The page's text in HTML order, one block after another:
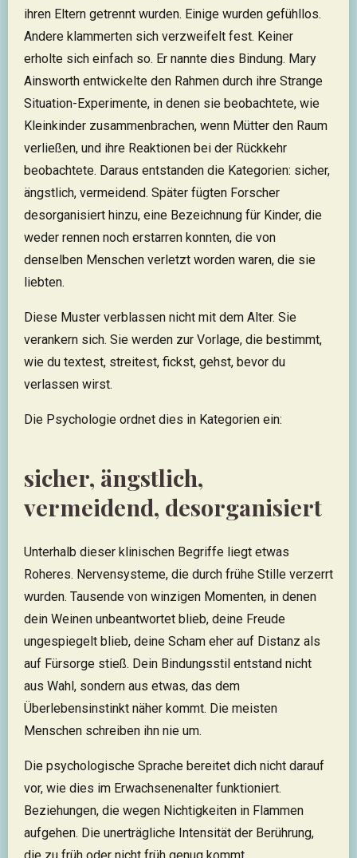
ihren Eltern getrennt wurden. Einige wurden gefühllos.
Andere klammerten sich verzweifelt fest. Keiner
erholte sich einfach so. Er nannte dies Bindung. Mary
Ainsworth entwickelte den Rahmen durch ihre Strange
Situation-Experimente, in denen sie beobachtete, wie
Kleinkinder zusammenbrachen, wenn Mütter den Raum
verließen, und ihre Reaktionen bei der Rückkehr
beobachtete. Daraus entstanden die Kategorien: sicher,
ängstlich, vermeidend. Später fügten Forscher
desorganisiert hinzu, eine Bezeichnung für Kinder, die
weder rennen noch erstarren konnten, die von
denselben Menschen verletzt worden waren, die sie
liebten.
Diese Muster verblassen nicht mit dem Alter. Sie
verankern sich. Sie werden zur Vorlage, die bestimmt,
wie du textest, streitest, fickst, gehst, bevor du
verlassen wirst.
Die Psychologie ordnet dies in Kategorien ein:
sicher, ängstlich,
vermeidend, desorganisiert
Unterhalb dieser klinischen Begriffe liegt etwas
Roheres. Nervensysteme, die durch frühe Stille verzerrt
wurden. Tausende von winzigen Momenten, in denen
dein Weinen unbeantwortet blieb, deine Freude
ungespiegelt blieb, deine Scham eher auf Distanz als
auf Fürsorge stieß. Dein Bindungsstil entstand nicht
aus Wahl, sondern aus etwas, das dem
Überlebensinstinkt näher kommt. Die meisten
Menschen schreiben ihn nie um.
Die psychologische Sprache bereitet dich nicht darauf
vor, wie dies im Erwachsenenalter funktioniert.
Beziehungen, die wegen Nichtigkeiten in Flammen
aufgehen. Die unerträgliche Intensität der Berührung,